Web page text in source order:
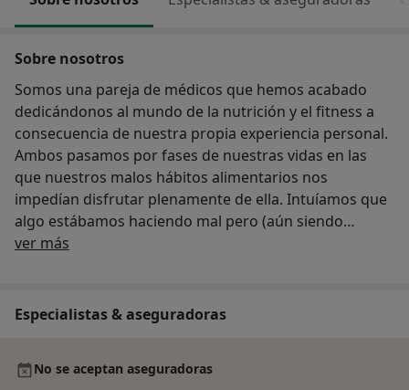
Sobre nosotros
Somos una pareja de médicos que hemos acabado
dedicándonos al mundo de la nutrición y el fitness a
consecuencia de nuestra propia experiencia personal.
Ambos pasamos por fases de nuestras vidas en las
que nuestros malos hábitos alimentarios nos
impedían disfrutar plenamente de ella. Intuíamos que
algo estábamos haciendo mal pero (aún siendo
médicos) nunca fuimos plenamente conscientes de
Ahora nos dedicamos a ayudar a las personas a
ver más
Especialistas & aseguradoras
No se aceptan aseguradoras